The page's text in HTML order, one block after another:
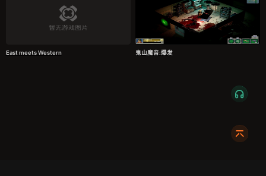
East meets Western 鬼山魔音:爆发